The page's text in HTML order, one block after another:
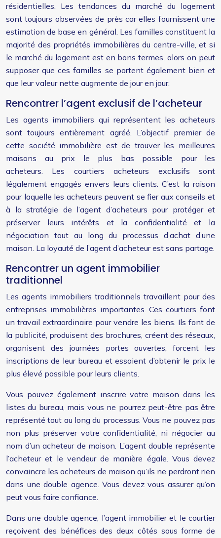
résidentielles. Les tendances du marché du logement
sont toujours observées de près car elles fournissent une
estimation de base en général. Les familles constituent la
majorité des propriétés immobilières du centre-ville, et si
le marché du logement est en bons termes, alors on peut
supposer que ces familles se portent également bien et
que leur valeur nette augmente de jour en jour.
Rencontrer l’agent exclusif de l’acheteur
Les agents immobiliers qui représentent les acheteurs
sont toujours entièrement agréé. L’objectif premier de
cette société immobilière est de trouver les meilleures
maisons au prix le plus bas possible pour les
acheteurs. Les courtiers acheteurs exclusifs sont
légalement engagés envers leurs clients. C’est la raison
pour laquelle les acheteurs peuvent se fier aux conseils et
à la stratégie de l’agent d’acheteurs pour protéger et
préserver leurs intérêts et la confidentialité et la
négociation tout au long du processus d’achat d’une
maison. La loyauté de l’agent d’acheteur est sans partage.
Rencontrer un agent immobilier
traditionnel
Les agents immobiliers traditionnels travaillent pour des
entreprises immobilières importantes. Ces courtiers font
un travail extraordinaire pour vendre les biens. Ils font de
la publicité, produisent des brochures, créent des réseaux,
organisent des journées portes ouvertes, forcent les
inscriptions de leur bureau et essaient d’obtenir le prix le
plus élevé possible pour leurs clients.
Vous pouvez également inscrire votre maison dans les
listes du bureau, mais vous ne pourrez peut-être pas être
représenté tout au long du processus. Vous ne pouvez pas
non plus préserver votre confidentialité, ni négocier au
nom d’un acheteur de maison. L’agent double représente
l’acheteur et le vendeur de manière égale. Vous devez
convaincre les acheteurs de maison qu’ils ne perdront rien
dans une double agence. Vous devez vous assurer qu’on
peut vous faire confiance.
Dans une double agence, l’agent immobilier et le courtier
reçoivent des bénéfices des deux côtés sous forme de